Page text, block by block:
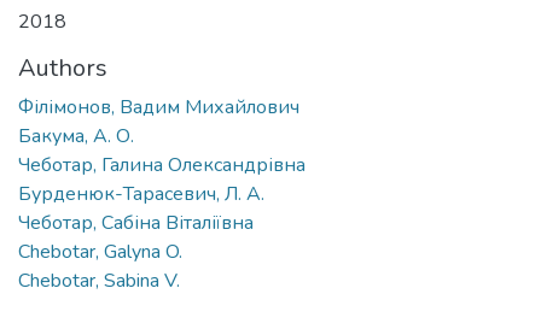
2018
Authors
Філімонов, Вадим Михайлович
Бакума, А. О.
Чеботар, Галина Олександрівна
Бурденюк-Тарасевич, Л. А.
Чеботар, Сабіна Віталіївна
Chebotar, Galyna O.
Chebotar, Sabina V.